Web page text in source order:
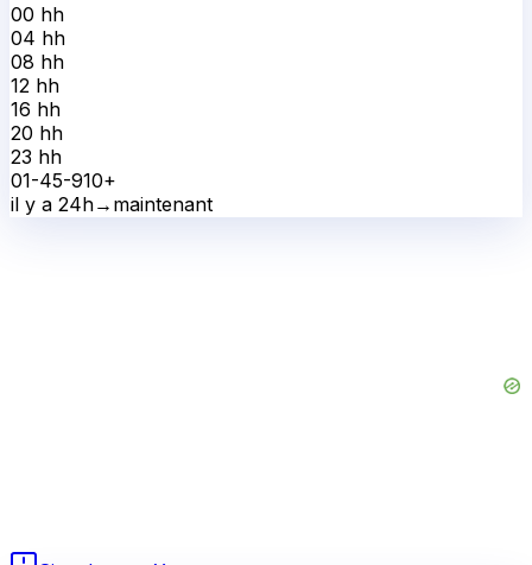
00 hh
04 hh
08 hh
12 hh
16 hh
20 hh
23 hh
01-45-910+
il y a 24h→ maintenant